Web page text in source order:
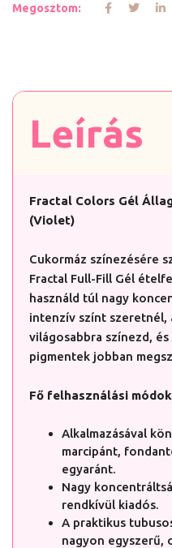
Megosztom:
Leírás
Fractal Colors Gél
(Violet)
Cukormáz színezésére
Fractal Full-Fill Gél
használd túl nagy
intenzív színt szeretnél,
világosabbra színezd,
pigmentek jobban
Fő felhasználási
Alkalmazásával
marcipánt,
egyaránt.
Nagy
rendkívül kiadós.
A praktikus
nagyon egyszerű,